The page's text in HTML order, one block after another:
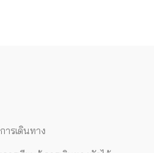
ารเดินทาง